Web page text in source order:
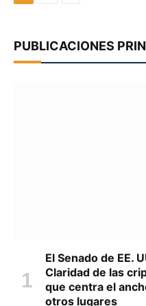
PUBLICACIONES
El Senado de EE.
Claridad de las
que centra el
otros lugares